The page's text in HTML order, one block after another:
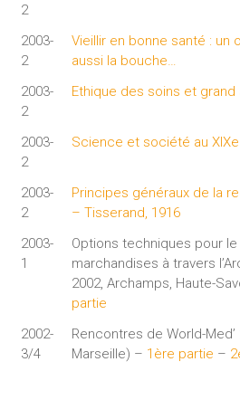
2
2003-
2
Vieillir en bonne santé :
aussi la bouche…
2003-
2
Ethique des soins et grand
2003-
2
Science et société au
2003-
2
Principes généraux de la
– Tisserand, 1916
2003-
1
Options techniques pour
marchandises à travers
2002, Archamps, Haute-
partie
2002-
3/4
Rencontres de World-Med’
Marseille) – 1ère partie –